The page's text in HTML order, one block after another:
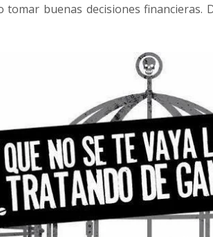
tomar buenas decisiones financieras.